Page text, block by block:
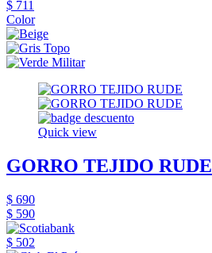
$ 711
Color
Quick view
GORRO TEJIDO RUDE
$ 690
$ 590
$ 502